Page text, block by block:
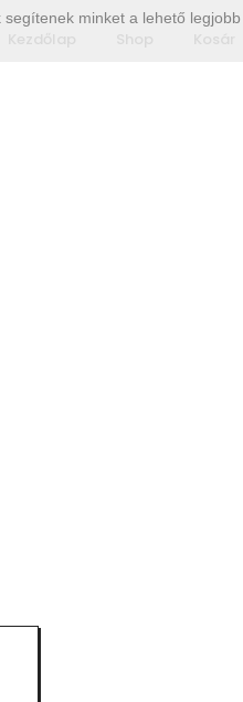
minket a lehető